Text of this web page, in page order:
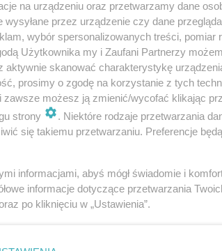
na urządzeniu oraz przetwarzamy dane
wysyłane przez urządzenie czy dane
wybór spersonalizowanych treści, pomiar
Użytkownika my i Zaufani Partnerzy
aktywnie skanować charakterystykę
prosimy o zgodę na korzystanie z tych
zawsze możesz ją zmienić/wycofać klikając
strony
. Niektóre rodzaje przetwarzania
się takiemu przetwarzaniu. Preferencje
informacjami, abyś mógł świadomie i
informacje dotyczące przetwarzania
po kliknięciu w „Ustawienia”.